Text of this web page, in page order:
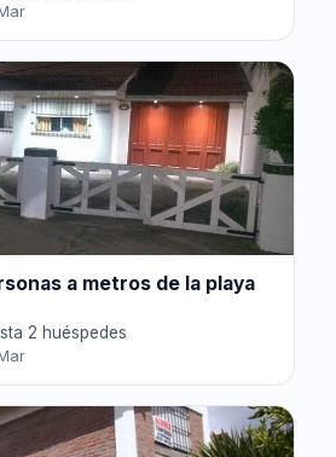
a metros de la playa
2 huéspedes